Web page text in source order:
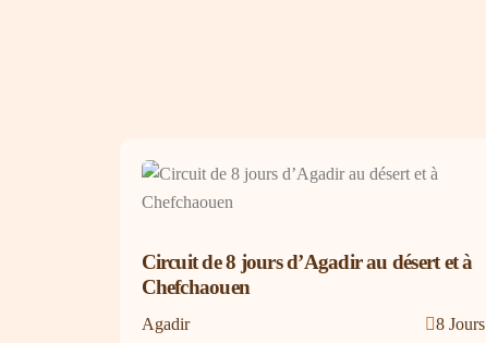
Circuit de 8 jours d’Agadir au désert et à
Chefchaouen
Agadir 8 Jours